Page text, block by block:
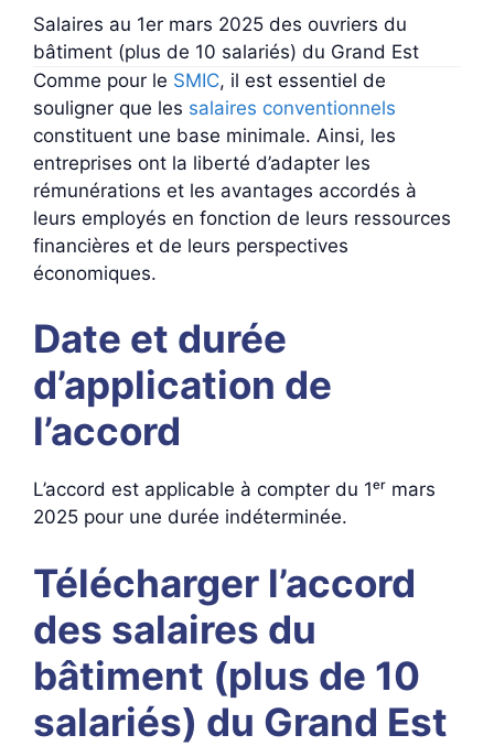
Salaires au 1er mars 2025 des ouvriers du
bâtiment (plus de 10 salariés) du Grand Est
Comme pour le SMIC, il est essentiel de
souligner que les salaires conventionnels
constituent une base minimale. Ainsi, les
entreprises ont la liberté d’adapter les
rémunérations et les avantages accordés à
leurs employés en fonction de leurs ressources
financières et de leurs perspectives
économiques.
Date et durée
d’application de
l’accord
L’accord est applicable à compter du 1ᵉʳ mars
2025 pour une durée indéterminée.
Télécharger l’accord
des salaires du
bâtiment (plus de 10
salariés) du Grand Est